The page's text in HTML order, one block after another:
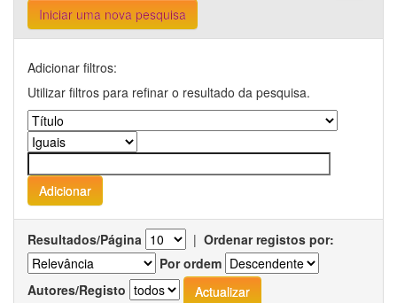
Iniciar uma nova pesquisa
Adicionar filtros:
Utilizar filtros para refinar o resultado da pesquisa.
Resultados/Página | Ordenar registos por:
Por ordem
Autores/Registo